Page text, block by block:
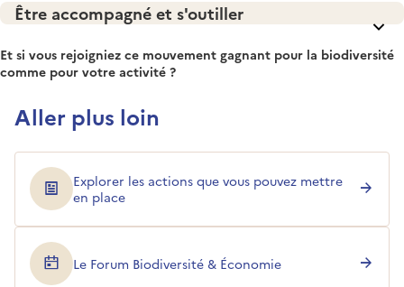
Être accompagné et s'outiller
Et si vous rejoigniez ce mouvement gagnant pour la biodiversité
comme pour votre activité ?
Aller plus loin
Explorer les actions que vous pouvez mettre
en place
Le Forum Biodiversité & Économie